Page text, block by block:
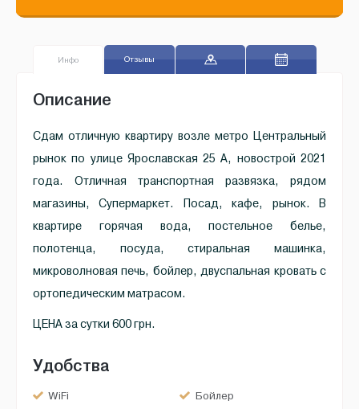
Инфо Отзывы
Описание
Сдам отличную квартиру возле метро Центральный
рынок по улице Ярославская 25 А, новострой 2021
года. Отличная транспортная развязка, рядом
магазины, Супермаркет. Посад, кафе, рынок. В
квартире горячая вода, постельное белье,
полотенца, посуда, стиральная машинка,
микроволновая печь, бойлер, двуспальная кровать с
ортопедическим матрасом.
ЦЕНА за сутки 600 грн.
Удобства
WiFi
Бойлер